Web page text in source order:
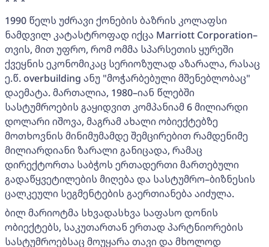
1990 წელს უძრავი ქონების ბაზრის კოლაფსი
ნამდვილ კატასტროფად იქცა Marriott Corporation–
თვის, მით უფრო, რომ ომმა სპარსეთის ყურეში
ქვეყნის ეკონომიკაც სერიოზულად აზარალა, რასაც
ე.წ. overbuilding ანუ "მოჭარბებული მშენებლობაც"
დაემატა. მართალია, 1980–იან წლებში
სასტუმროების გაყიდვით კომპანიამ 6 მილიარდი
დოლარი იშოვა, მაგრამ ახალი ობიექტებზე
მოთხოვნის მინიმუმამდე შემცირებით რამდენიმე
მილიარდიანი ზარალი განიცადა, რამაც
დირექტორთა საბჭოს ერთადერთი მართებული
გადაწყვეტილების მიღება და სასტუმრო–ბიზნესის
ცალკეული სეგმენტების გაერთიანება აიძულა.
ბილ მარიოტმა სხვადასხვა საფასო დონის
ობიექტებს, საკუთართან ერთად პარტნიორების
სასტუმროებსაც მოუყარა თავი და მხოლოდ